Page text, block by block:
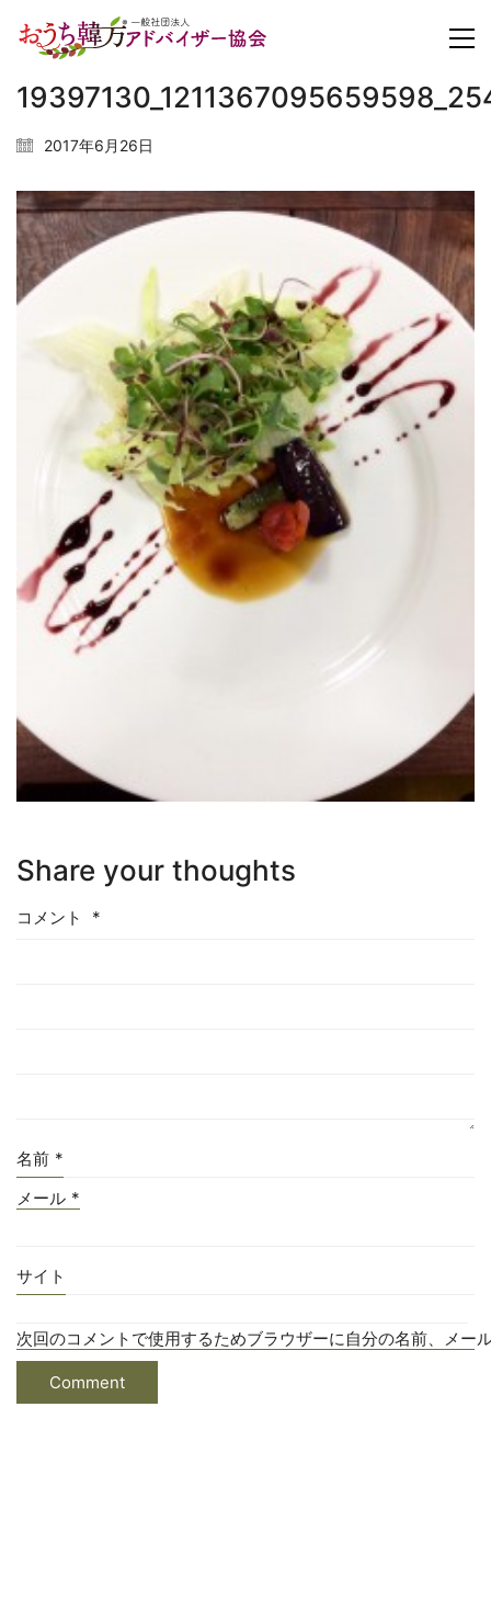
2017年6月26日
Share your thoughts
コメント *
名前 *
メール *
サイト
次回のコメントで使用するためブラウザーに自分の名前、メー